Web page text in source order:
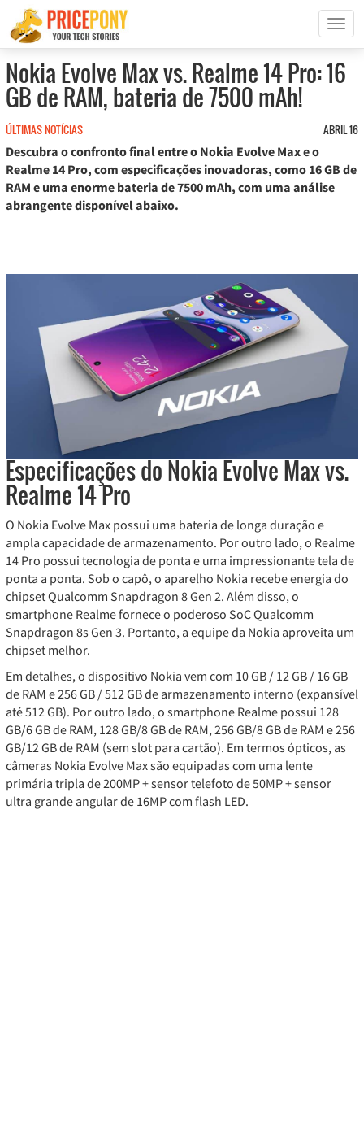
T
o
g
g
n
v
i
Nokia Evolve Max vs. Realme 14 Pro: 16
GB de RAM, bateria de 7500 mAh!
ÚLTIMAS NOTÍCIAS
ABRIL 16
Descubra o confronto final entre o Nokia Evolve Max e o
Realme 14 Pro, com especificações inovadoras, como 16 GB de
RAM e uma enorme bateria de 7500 mAh, com uma análise
abrangente disponível abaixo.
Especificações do Nokia Evolve Max vs.
Realme 14 Pro
O Nokia Evolve Max possui uma bateria de longa duração e
ampla capacidade de armazenamento. Por outro lado, o Realme
14 Pro possui tecnologia de ponta e uma impressionante tela de
ponta a ponta. Sob o capô, o aparelho Nokia recebe energia do
chipset Qualcomm Snapdragon 8 Gen 2. Além disso, o
smartphone Realme fornece o poderoso SoC Qualcomm
Snapdragon 8s Gen 3. Portanto, a equipe da Nokia aproveita um
chipset melhor.
Em detalhes, o dispositivo Nokia vem com 10 GB / 12 GB / 16 GB
de RAM e 256 GB / 512 GB de armazenamento interno (expansível
até 512 GB). Por outro lado, o smartphone Realme possui 128
GB/6 GB de RAM, 128 GB/8 GB de RAM, 256 GB/8 GB de RAM e 256
GB/12 GB de RAM (sem slot para cartão). Em termos ópticos, as
câmeras Nokia Evolve Max são equipadas com uma lente
primária tripla de 200MP + sensor telefoto de 50MP + sensor
ultra grande angular de 16MP com flash LED.